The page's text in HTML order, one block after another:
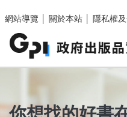
網站導覽
關於本站 隱私權